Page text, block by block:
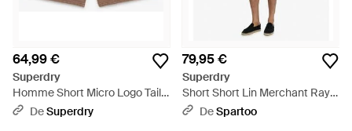
64,99 €
Superdry
Homme Short Micro Logo Taille
- Blanc
DeSuperdry
79,95 €
Superdry
Short Short Lin Merchant Rayé
- Noir
DeSpartoo